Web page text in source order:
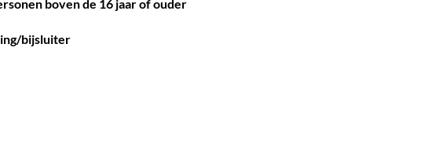
boven de 16 jaar of ouder
bijsluiter